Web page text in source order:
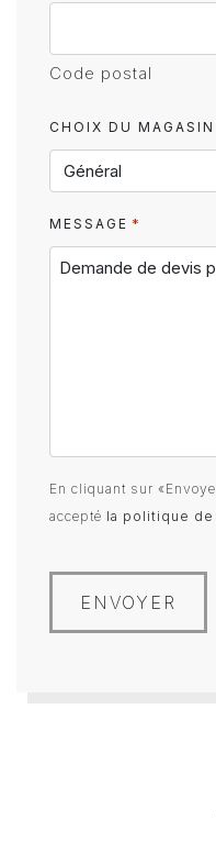
Code postal
CHOIX DU MAGASIN
MESSAGE *
En cliquant sur
accepté la politique
ENVOYER